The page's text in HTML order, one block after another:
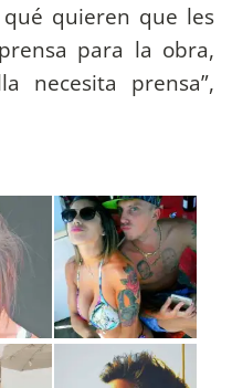
quieren que les
para la obra,
necesita prensa”,